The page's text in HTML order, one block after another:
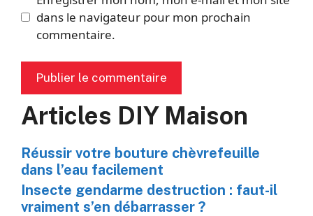
dans le navigateur pour mon prochain
commentaire.
Articles DIY Maison
Réussir votre bouture chèvrefeuille
dans l’eau facilement
Insecte gendarme destruction : faut-il
vraiment s’en débarrasser ?